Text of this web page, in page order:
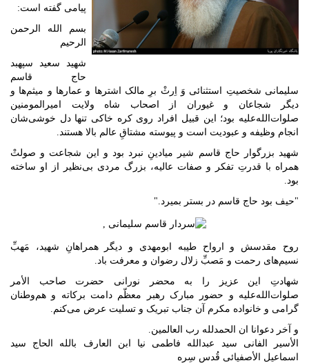
پیامی گفته است:
بسم الله الرحمن
الرحیم
شهید سعید سپهبد
حاج قاسم
سلیمانی شخصیتِ استثنائی وَ اِرثْ برِ مالک اشترها و عمارها و میثم‌ها و
دیگر شجاعان و غیوران از اصحاب شاه ولایت امیرالمومنین
صلوات‌الله‌علیه بود؛ این قبیل افراد روى کره خاکی تنها دل خوشی‌شان
انجام وظیفه و عبودیت است و پیوسته مشتاقِ عالم بالا هستند.
شهید بزرگوار حاج قاسم شیر میادینِ نبرد بود و این شجاعت و صولتْ
همراه با قدرتِ تفکر و صفات عالیه، بزرگ مردی بی‌نظیر از او ساخته
بود.
"حیف بود حاج قاسم در بستر بمیرد."
روح مقدسش و ارواح طیبه ابومهدی و دیگر همراهانِ شهید، مَهبِّ
نسیم‌های رحمت و مَصبِّ زلال رضوان و معرفت باد.
شهادتِ این عزیز را به محضر نورانی حضرت صاحب الأمر
صلوات‌الله‌علیه و حضور مبارک رهبر معظّم دامت برکاته و هم‌وطنان
گرامی و خانواده مکرم آن جناب تبریک و تسلیت عرض می‌کنم.
و آخر دعوانا ان الحمدلله رب العالمین.
الأسیر الفانی سید عبدالله فاطمی نیا ابن العارف بالله الحاج سید
اسماعیل الأصفیائی قُدس سِره